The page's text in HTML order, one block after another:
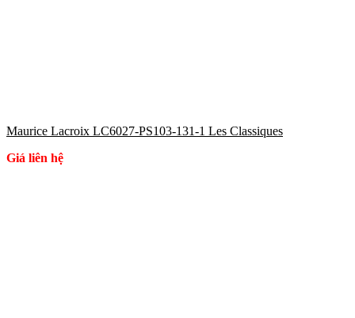
Maurice Lacroix LC6027-PS103-131-1 Les Classiques
Giá liên hệ